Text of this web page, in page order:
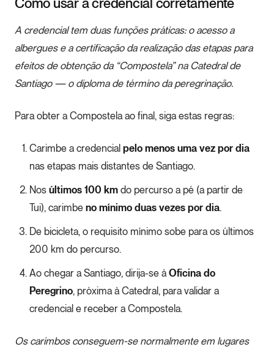
A credencial tem duas funções práticas: o acesso a
albergues e a certificação da realização das etapas para
efeitos de obtenção da “Compostela” na Catedral de
Santiago — o diploma de término da peregrinação.
Para obter a Compostela ao final, siga estas regras:
Carimbe a credencial pelo menos uma vez por dia
nas etapas mais distantes de Santiago.
Nos últimos 100 km do percurso a pé (a partir de
Tui), carimbe no mínimo duas vezes por dia
De bicicleta, o requisito mínimo sobe para os últimos
200 km do percurso.
Ao chegar a Santiago, dirija-se à Oficina do
Peregrino , próxima à Catedral, para validar a
credencial e receber a Compostela.
Os carimbos conseguem-se normalmente em lugares